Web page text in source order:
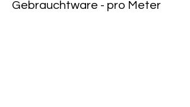
Gebrauchtware - pro Meter